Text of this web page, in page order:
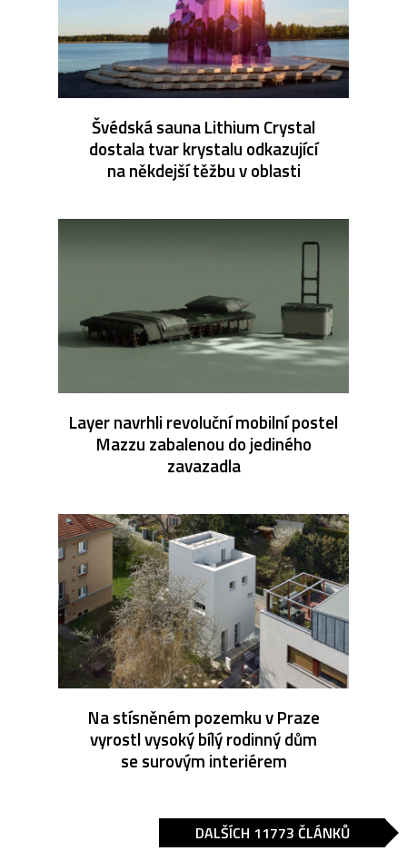
Švédská sauna Lithium Crystal
dostala tvar krystalu odkazující
na někdejší těžbu v oblasti
Layer navrhli revoluční mobilní postel
Mazzu zabalenou do jediného
zavazadla
Na stísněném pozemku v Praze
vyrostl vysoký bílý rodinný dům
se surovým interiérem
DALŠÍCH 11773 ČLÁNKŮ